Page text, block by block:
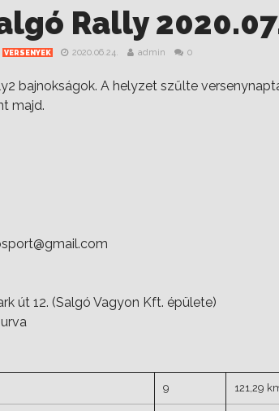
Rally
VERSENYEK 2020.06.24. admin 0
bajnokságok. A helyzet szűlte
majd.
út 12. (Salgó Vagyon Kft. épülete)
9 121,29